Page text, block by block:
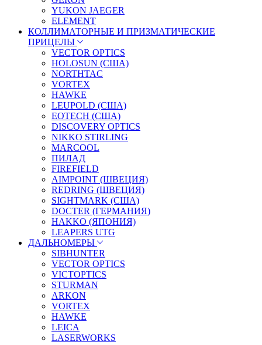
YUKON JAEGER
ELEMENT
КОЛЛИМАТОРНЫЕ И ПРИЗМАТИЧЕСКИЕ
ПРИЦЕЛЫ
VECTOR OPTICS
HOLOSUN (США)
NORTHTAC
VORTEX
HAWKE
LEUPOLD (США)
EOTECH (США)
DISCOVERY OPTICS
NIKKO STIRLING
MARCOOL
ПИЛАД
FIREFIELD
AIMPOINT (ШВЕЦИЯ)
REDRING (ШВЕЦИЯ)
SIGHTMARK (США)
DOCTER (ГЕРМАНИЯ)
HAKKO (ЯПОНИЯ)
LEAPERS UTG
ДАЛЬНОМЕРЫ
SIBHUNTER
VECTOR OPTICS
VICTOPTICS
STURMAN
ARKON
VORTEX
HAWKE
LEICA
LASERWORKS